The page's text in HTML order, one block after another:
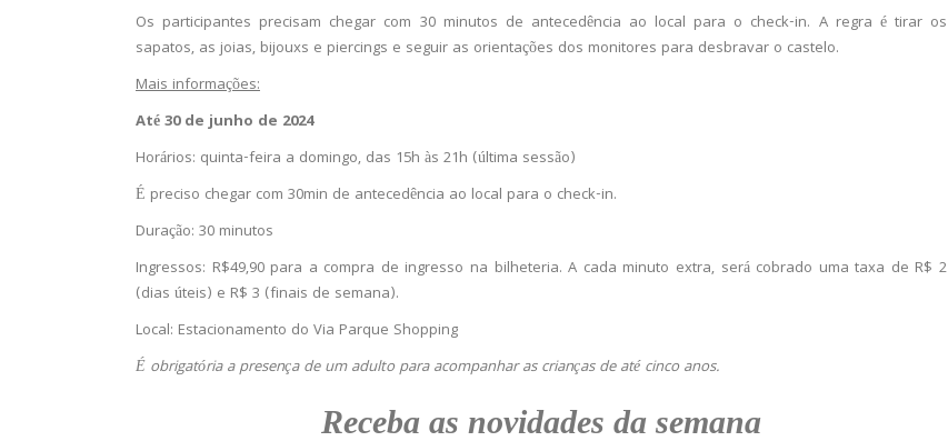
Os participantes precisam chegar com 30 minutos de antecedência ao local para o check-in. A regra é tirar os
sapatos, as joias, bijouxs e piercings e seguir as orientações dos monitores para desbravar o castelo.
Mais informações:
Até 30 de junho de 2024
Horários: quinta-feira a domingo, das 15h às 21h (última sessão)
É preciso chegar com 30min de antecedência ao local para o check-in.
Duração: 30 minutos
Ingressos: R$49,90 para a compra de ingresso na bilheteria. A cada minuto extra, será cobrado uma taxa de R$ 2
(dias úteis) e R$ 3 (finais de semana).
Local: Estacionamento do Via Parque Shopping
É obrigatória a presença de um adulto para acompanhar as crianças de até cinco anos.
Receba as novidades da semana